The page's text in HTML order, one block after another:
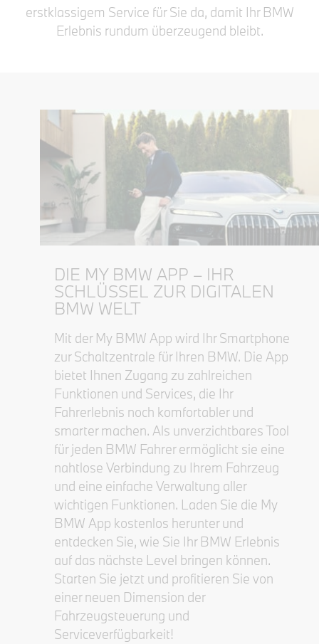
erstklassigem Service für Sie da, damit Ihr BMW
Erlebnis rundum überzeugend bleibt.
DIE MY BMW APP – IHR
SCHLÜSSEL ZUR DIGITALEN
BMW WELT
Mit der My BMW App wird Ihr Smartphone
zur Schaltzentrale für Ihren BMW. Die App
bietet Ihnen Zugang zu zahlreichen
Funktionen und Services, die Ihr
Fahrerlebnis noch komfortabler und
smarter machen. Als unverzichtbares Tool
für jeden BMW Fahrer ermöglicht sie eine
nahtlose Verbindung zu Ihrem Fahrzeug
und eine einfache Verwaltung aller
wichtigen Funktionen. Laden Sie die My
BMW App kostenlos herunter und
entdecken Sie, wie Sie Ihr BMW Erlebnis
auf das nächste Level bringen können.
Starten Sie jetzt und profitieren Sie von
einer neuen Dimension der
Fahrzeugsteuerung und
Serviceverfügbarkeit!